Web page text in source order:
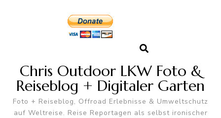
Chris Outdoor LKW Foto &
Reiseblog + Digitaler Garten
Foto + Reiseblog, Offroad Erlebnisse & Umweltschutz
auf Weltreise. Reise Reportagen als selbst ironischer